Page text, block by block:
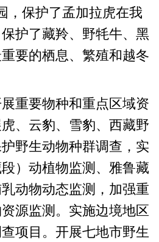
，保护了孟加拉虎在我
护了藏羚、野牦牛、黑
要的栖息、繁殖和越冬
要物种和重点区域资
、云豹、雪豹、西藏野
野生动物种群调查，实
）动植物监测、雅鲁藏
动物动态监测，加强重
源监测。实施边境地区
项目。开展七地市野生